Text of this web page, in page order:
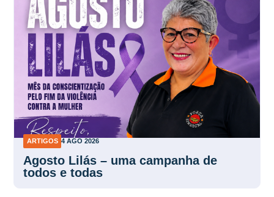
ARTIGOS 4 AGO 2026
Agosto Lilás – uma campanha de
todos e todas